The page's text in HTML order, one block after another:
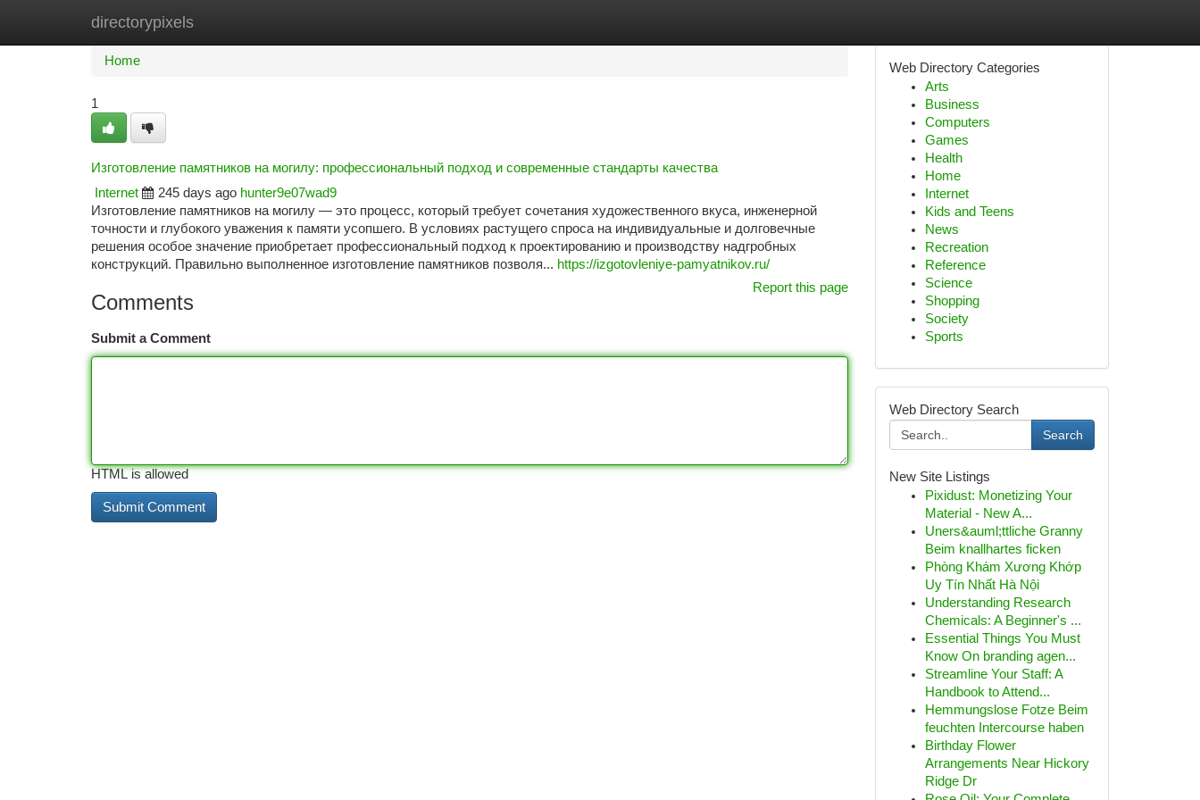
directorypixels
Home New Site Listings
Home
1
Изготовление памятников на могилу: профессиональный подход и современные стандарты качества
Internet
245 days ago hunter9e07wad9
Изготовление памятников на могилу — это процесс, который требует сочетания художественного вкуса, инженерной
точности и глубокого уважения к памяти усопшего. В условиях растущего спроса на индивидуальные и долговечные
решения особое значение приобретает профессиональный подход к проектированию и производству надгробных
конструкций. Правильно выполненное изготовление памятников позволя... https://izgotovleniye-pamyatnikov.ru/
Report this page
Comments
Submit a Comment
HTML is allowed
Web Directory Categories
Arts
Business
Computers
Games
Health
Home
Internet
Kids and Teens
News
Recreation
Reference
Science
Shopping
Society
Sports
Web Directory Search
Search
New Site Listings
Pixidust: Monetizing Your
Material - New A...
Uners&auml;ttliche Granny
Beim knallhartes ficken
Phòng Khám Xương Khớp
Uy Tín Nhất Hà Nội
Understanding Research
Chemicals: A Beginner's ...
Essential Things You Must
Know On branding agen...
Streamline Your Staff: A
Handbook to Attend...
Hemmungslose Fotze Beim
feuchten Intercourse haben
Birthday Flower
Arrangements Near Hickory
Ridge Dr